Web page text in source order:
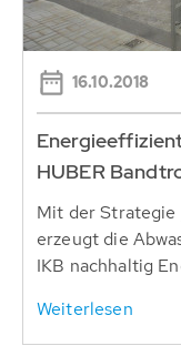
16.10.2018
HUBER
Mit der Strategie
erzeugt die
IKB nachhaltig
Weiterlesen